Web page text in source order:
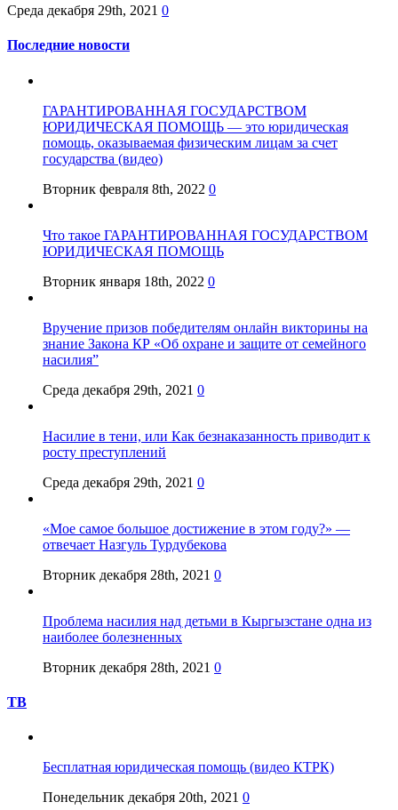
Среда декабря 29th, 2021 0
Последние новости
ГАРАНТИРОВАННАЯ ГОСУДАРСТВОМ
ЮРИДИЧЕСКАЯ ПОМОЩЬ — это юридическая
помощь, оказываемая физическим лицам за счет
государства (видео)
Вторник февраля 8th, 2022 0
Что такое ГАРАНТИРОВАННАЯ ГОСУДАРСТВОМ
ЮРИДИЧЕСКАЯ ПОМОЩЬ
Вторник января 18th, 2022 0
Вручение призов победителям онлайн викторины на
знание Закона КР «Об охране и защите от семейного
насилия”
Среда декабря 29th, 2021 0
Насилие в тени, или Как безнаказанность приводит к
росту преступлений
Среда декабря 29th, 2021 0
«Мое самое большое достижение в этом году?» —
отвечает Назгуль Турдубекова
Вторник декабря 28th, 2021 0
Проблема насилия над детьми в Кыргызстане одна из
наиболее болезненных
Вторник декабря 28th, 2021 0
ТВ
Бесплатная юридическая помощь (видео КТРК)
Понедельник декабря 20th, 2021 0